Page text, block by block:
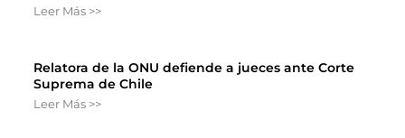
Leer Más >>
Relatora de la ONU defiende a jueces ante Corte
Suprema de Chile
Leer Más >>